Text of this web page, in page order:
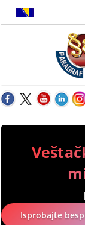
Isprobajte